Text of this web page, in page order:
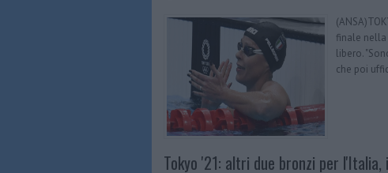
finale nella
libero.
che poi
Tokyo '21: altri due bronzi per